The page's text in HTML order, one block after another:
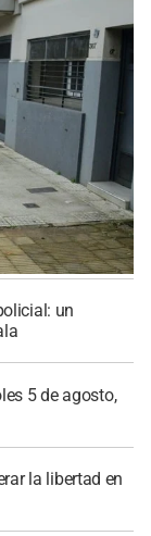
un
5 de agosto,
la libertad en